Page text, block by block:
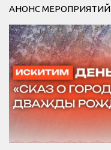
АНОНС МЕРОПРИЯТИЙ